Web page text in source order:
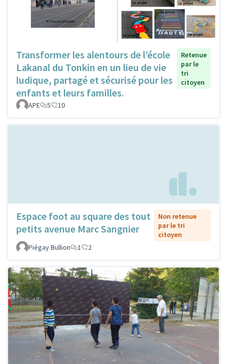
Transformer les alentours de l’école
Lakanal du Tonkin en un lieu de vie
ludique, partagé et sécurisé pour les
enfants et leurs familles.
Retenue
par le
tri
citoyen
APE 5 10
Espace foot au square des tout
petits avenue Marc Sangnier
Non retenue
par le tri
citoyen
Piégay Bullion
1 2